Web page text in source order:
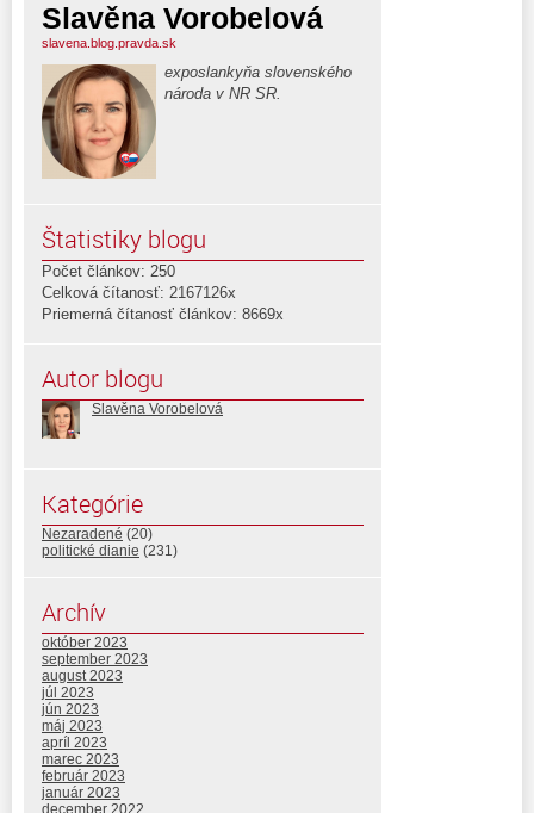
Slavěna Vorobelová
slavena.blog.pravda.sk
exposlankyňa slovenského
národa v NR SR.
Štatistiky blogu
Počet článkov: 250
Celková čítanosť: 2167126x
Priemerná čítanosť článkov: 8669x
Autor blogu
Slavěna Vorobelová
Kategórie
Nezaradené (20)
politické dianie (231)
Archív
október 2023
september 2023
august 2023
júl 2023
jún 2023
máj 2023
apríl 2023
marec 2023
február 2023
január 2023